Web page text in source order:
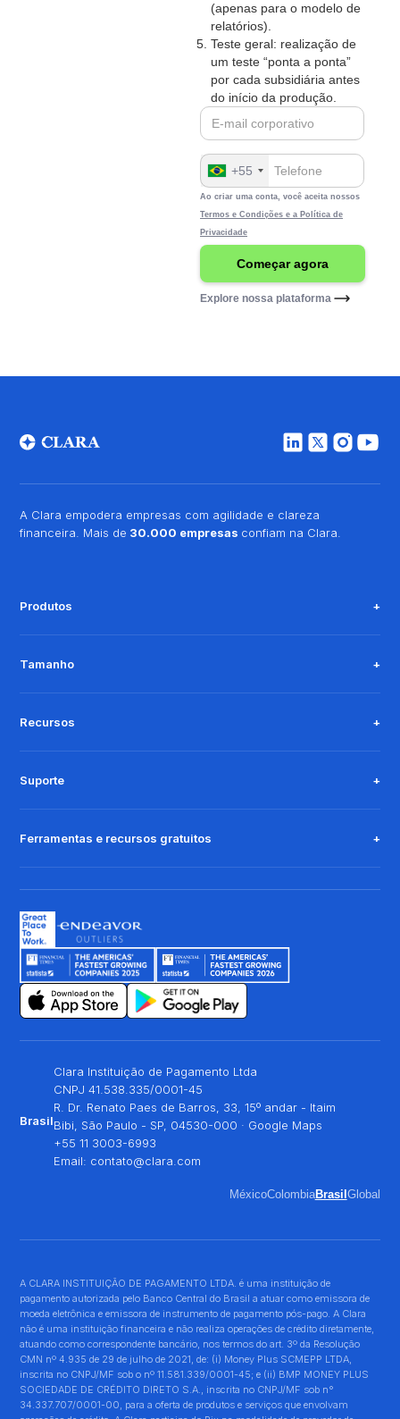
(apenas para o modelo de
relatórios).
Teste geral: realização de
um teste “ponta a ponta”
por cada subsidiária antes
do início da produção.
+55
Ao criar uma conta, você aceita nossos
Termos e Condições e a Política de
Privacidade
Explore nossa plataforma
A Clara empodera empresas com agilidade e clareza
financeira. Mais de 30.000 empresas confiam na Clara.
Produtos
Tamanho
Recursos
Suporte
Ferramentas e recursos gratuitos
Brasil
Clara Instituição de Pagamento Ltda
CNPJ 41.538.335/0001-45
R. Dr. Renato Paes de Barros, 33, 15º andar - Itaim
Bibi, São Paulo - SP, 04530-000 · Google Maps
+55 11 3003-6993
Email: contato@clara.com
MéxicoColombiaBrasil Global
A CLARA INSTITUIÇÃO DE PAGAMENTO LTDA. é uma instituição de
pagamento autorizada pelo Banco Central do Brasil a atuar como emissora de
moeda eletrônica e emissora de instrumento de pagamento pós-pago. A Clara
não é uma instituição financeira e não realiza operações de crédito diretamente,
atuando como correspondente bancário, nos termos do art. 3º da Resolução
CMN nº 4.935 de 29 de julho de 2021, de: (i) Money Plus SCMEPP LTDA,
inscrita no CNPJ/MF sob o nº 11.581.339/0001-45; e (ii) BMP MONEY PLUS
SOCIEDADE DE CRÉDITO DIRETO S.A., inscrita no CNPJ/MF sob n°
34.337.707/0001-00, para a oferta de produtos e serviços que envolvam